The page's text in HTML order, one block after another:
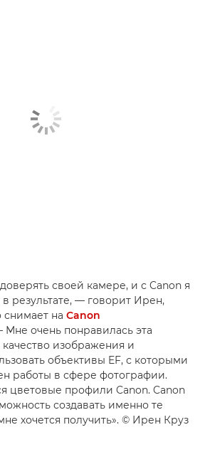
своей камере, и с Canon я
результате, — говорит Ирен,
снимает на Canon
Мне очень понравилась эта
изображения и
объективы EF, с которыми
работы в сфере фотографии.
цветовые профили Canon. Canon
создавать именно те
хочется получить». © Ирен Круз